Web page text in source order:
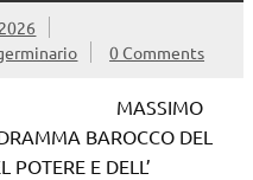
0 Comments
BAROCCO DEL
POTERE E DELL’